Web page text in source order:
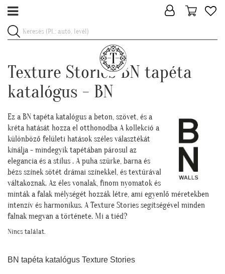
Texture Stories BN tapéta
katalógus - BN
Ez a BN tapéta katalógus a beton, szövet, és a
kréta hatását hozza el otthonodba A kollekció a
különböző felületi hatások széles választékát
kínálja - mindegyik tapétában párosul az
elegancia és a stílus . A puha szürke, barna és
bézs színek sötét drámai színekkel, és textúrával
váltakoznak. Az éles vonalak, finom nyomatok és
minták a falak mélységét hozzák létre, ami egyenlő méretekben
intenzív és harmonikus. A Texture Stories segítségével minden
falnak megvan a története. Mi a tiéd?
Nincs találat.
BN tapéta katalógus Texture Stories